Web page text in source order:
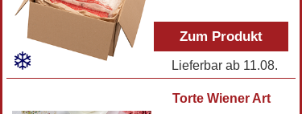
Zum Produkt
Lieferbar ab 11.08.
Torte Wiener Art